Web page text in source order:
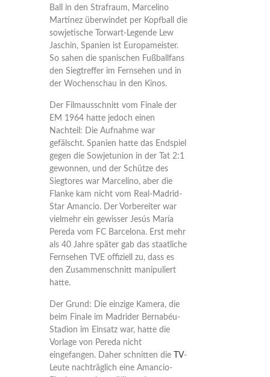
Ball in den Strafraum, Marcelino
Martínez überwindet per Kopfball die
sowjetische Torwart-Legende Lew
Jaschin, Spanien ist Europameister.
So sahen die spanischen Fußballfans
den Siegtreffer im Fernsehen und in
der Wochenschau in den Kinos.
Der Filmausschnitt vom Finale der
EM 1964 hatte jedoch einen
Nachteil: Die Aufnahme war
gefälscht. Spanien hatte das Endspiel
gegen die Sowjetunion in der Tat 2:1
gewonnen, und der Schütze des
Siegtores war Marcelino, aber die
Flanke kam nicht vom Real-Madrid-
Star Amancio. Der Vorbereiter war
vielmehr ein gewisser Jesús María
Pereda vom FC Barcelona. Erst mehr
als 40 Jahre später gab das staatliche
Fernsehen TVE offiziell zu, dass es
den Zusammenschnitt manipuliert
hatte.
Der Grund: Die einzige Kamera, die
beim Finale im Madrider Bernabéu-
Stadion im Einsatz war, hatte die
Vorlage von Pereda nicht
eingefangen. Daher schnitten die
TV-
Leute nachträglich eine Amancio-